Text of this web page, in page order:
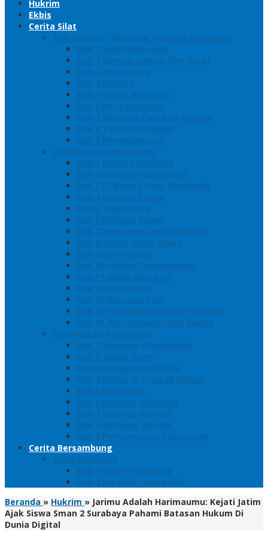
Hukrim
Ekbis
Cerita Silat
Toh Kuning – Benteng Terakhir Kertajaya
Bab 1 Jalur Banengan
Bab 2 Sampai Jumpa, Ken Arok!
Bab 3 Bergabung
Bab 4 Perwira
Bab 5 Siasat Ken Arok
Bab 6 Pengepungan
Bab 7 Gerbang Pasukan Khusus
Bab 8 Tanah Larangan
Bab 9 Penyelamatan
Langit Hitam Majapahit
Bab 1 Menuju Kotaraja
Bab 2 Matahari Majapahit
Bab 3 Di Bawah Panji Majapahit
Bab 4 Gunung Semar
Bab 5 Tiga Orang
Bab 6 Wringin Anom
Bab 7 Pemberontakan Senyap
Bab 8 Siasat Gajah Mada
Bab 9 Rawa-rawa
Bab 10 Malam Penumpasan
Bab 11 Bulak Banteng
Bab 12 Persiapan
Bab 13 Rencana Lain
Bab 14 Pertempuran Hari Pertama
Bab 15 Pertempuran Hari Kedua
Penaklukan Panarukan
Bab 1 Rencana Penaklukan
Bab 2 Sabuk Inten
Bab 3 Pangeran Benawa
Bab 4 Kabut di Tengah Malam
Bab 5 Berhitung
Bab 6 Lembah Merbabu
Bab 7 Wedhus Gembel
Bab 8 Gerbang Demak
Bab 9 Pertempuran Panarukan
Cerita Bersambung
Sang Maharani
Bab 1 Bulan Telanjang
Bab 2 Nir Wuk Tanpa Jalu
Beranda » Hukrim » Jarimu Adalah Harimaumu: Kejati Jatim
Ajak Siswa Sman 2 Surabaya Pahami Batasan Hukum Di
Dunia Digital